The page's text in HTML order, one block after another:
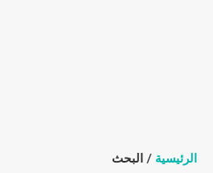
الرئيسية / البحث